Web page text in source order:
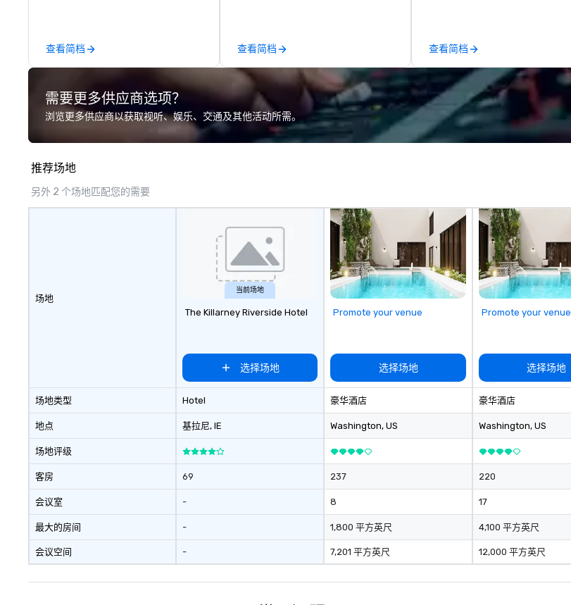
查看简档
delegations, incentive groups, and
corporate offsites. Whether your
group wants to think like a Silicon
Valley founder, explore the
mindsets driving the world's
fastest-growing companies, or
walk away with a practical
for groups of 10–200. Fully
customizable by industry,
seniority, and objectives.
查看简档 查看简档
需要更多供应商选项？
浏览更多供应商以获取视听、娱乐、交通及其他活动所需。
推荐场地
另外 2 个场地匹配您的需要
场地
场地类型
地点
场地评级
客房
会议室
最大的房间
会议空间
当前场地
The Killarney Riverside Hotel
选择场地
Hotel
基拉尼, IE
69
-
-
-
Promote your venue
选择场地
豪华酒店
Washington, US
237
8
1,800 平方英尺
7,201 平方英尺
Promote your venue
选择场地
豪华酒店
Washington, US
220
17
4,100 平方英尺
12,000 平方英尺